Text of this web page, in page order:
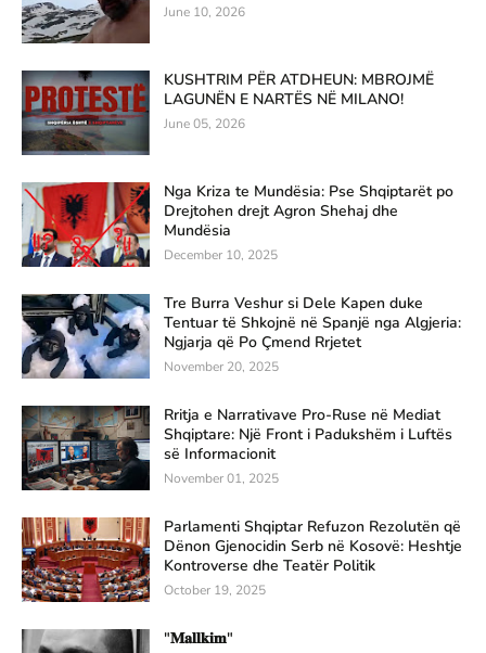
June 10, 2026
KUSHTRIM PËR ATDHEUN: MBROJMË
LAGUNËN E NARTËS NË MILANO!
June 05, 2026
Nga Kriza te Mundësia: Pse Shqiptarët po
Drejtohen drejt Agron Shehaj dhe
Mundësia
December 10, 2025
Tre Burra Veshur si Dele Kapen duke
Tentuar të Shkojnë në Spanjë nga Algjeria:
Ngjarja që Po Çmend Rrjetet
November 20, 2025
Rritja e Narrativave Pro-Ruse në Mediat
Shqiptare: Një Front i Padukshëm i Luftës
së Informacionit
November 01, 2025
Parlamenti Shqiptar Refuzon Rezolutën që
Dënon Gjenocidin Serb në Kosovë: Heshtje
Kontroverse dhe Teatër Politik
October 19, 2025
"𝐌𝐚𝐥𝐥𝐤𝐢𝐦"